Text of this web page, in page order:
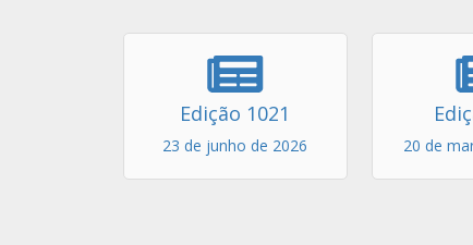
Edição 1021
23 de junho de 2026 20 de